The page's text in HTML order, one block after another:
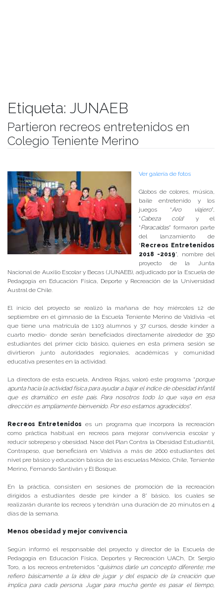
Etiqueta: JUNAEB
Partieron recreos entretenidos en
Colegio Teniente Merino
Ver galería de fotos
Globos de colores, música,
baile entretenido y los
juegos “Aro viajero”,
“Cabeza cola” y el
“Paracaídas” formaron parte
del lanzamiento de
“ Recreos Entretenidos
2018 -2019”, nombre del
proyecto de la Junta
Nacional de Auxilio Escolar y Becas (JUNAEB), adjudicado por la Escuela de
Pedagogía en Educación Física, Deporte y Recreación de la Universidad
Austral de Chile.
El inicio del proyecto se realizó la mañana de hoy miércoles 12 de
septiembre en el gimnasio de la Escuela Teniente Merino de Valdivia -el
que tiene una matrícula de 1.103 alumnos y 37 cursos, desde kínder a
cuarto medio- donde serán beneficiados directamente alrededor de 350
estudiantes del primer ciclo básico, quienes en esta primera sesión se
divirtieron junto autoridades regionales, académicas y comunidad
educativa presentes en la actividad.
La directora de esta escuela, Andrea Rojas, valoró este programa “porque
apunta hacia la actividad física para ayudar a bajar el índice de obesidad infantil
que es dramático en este país. Para nosotros todo lo que vaya en esa
dirección es ampliamente bienvenido. Por eso estamos agradecidos”.
Recreos Entretenidos es un programa que incorpora la recreación
como práctica habitual en recreos para mejorar convivencia escolar y
reducir sobrepeso y obesidad. Nace del Plan Contra la Obesidad Estudiantil,
Contrapeso, que beneficiará en Valdivia a más de 2600 estudiantes del
nivel pre básico y educación básica de las escuelas México, Chile, Teniente
Merino, Fernando Santiván y El Bosque.
En la práctica, consisten en sesiones de promoción de la recreación
dirigidos a estudiantes desde pre kínder a 8° básico, los cuales se
realizarán durante los recreos y tendrán una duración de 20 minutos en 4
días de la semana.
Menos obesidad y mejor convivencia
Según informó el responsable del proyecto y director de la Escuela de
Pedagogía en Educación Física, Deportes y Recreación UACh, Dr. Sergio
Toro, a los recreos entretenidos “quisimos darle un concepto diferente; me
refiero básicamente a la idea de jugar y del espacio de la creación que
implica para cada persona. Jugar para mucha gente es pasar el tiempo,